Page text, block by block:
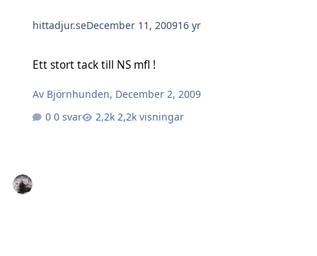
hittadjur.seDecember 11, 200916 yr
Ett stort tack till NS mfl !
Av Björnhunden, December 2, 2009
0 svar
2,2k visningar